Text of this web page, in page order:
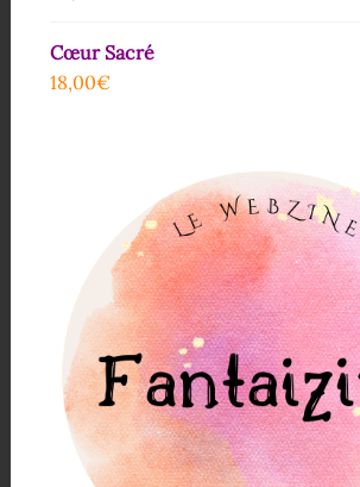
Cœur Sacré
18,00€